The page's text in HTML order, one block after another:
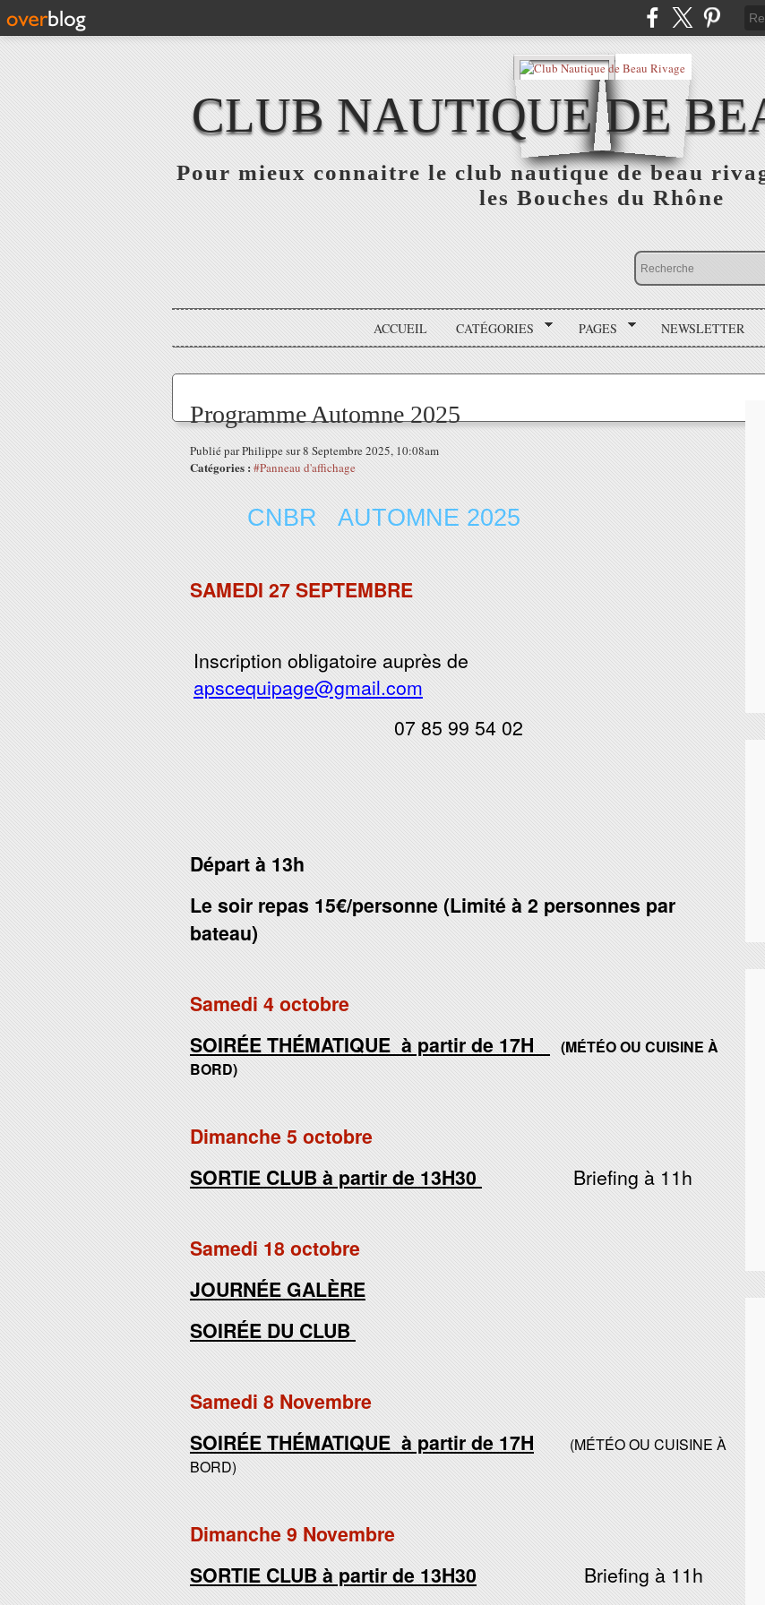
CLUB NAUTIQUE DE
Pour mieux connaitre le club nautique de beau
les Bouches du Rhône
ACCUEIL CATÉGORIES PAGES NEWSLETTER
Programme Automne 2025
Publié par Philippe sur 8 Septembre 2025, 10:08am
Catégories : #Panneau d'affichage
CNBR AUTOMNE 2025
SAMEDI 27 SEPTEMBRE
Inscription obligatoire auprès de
apscequipage@gmail.com
07 85 99 54 02
Départ à 13h
Le soir repas 15€/personne (Limité à 2 personnes par
bateau)
Samedi 4 octobre
SOIRÉE THÉMATIQUE à partir de 17H
(MÉTÉO OU CUISINE À
BORD)
Dimanche 5 octobre
SORTIE CLUB à partir de 13H30
Briefing à 11h
Samedi 18 octobre
JOURNÉE GALÈRE
SOIRÉE DU CLUB
Samedi 8 Novembre
SOIRÉE THÉMATIQUE à partir de 17H
(MÉTÉO OU CUISINE À
BORD)
Dimanche 9 Novembre
SORTIE CLUB à partir de 13H30 Briefing à 11h